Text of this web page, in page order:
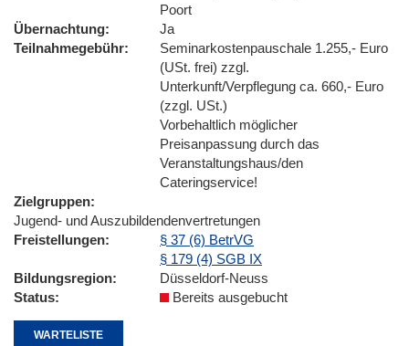
Poort
Übernachtung
Ja
Teilnahmegebühr
Seminarkostenpauschale 1.255,- Euro
(USt. frei) zzgl.
Unterkunft/Verpflegung ca. 660,- Euro
(zzgl. USt.)
Vorbehaltlich möglicher
Preisanpassung durch das
Veranstaltungshaus/den
Cateringservice!
Zielgruppen
Jugend- und Auszubildendenvertretungen
Freistellungen
§ 37 (6) BetrVG
§ 179 (4) SGB IX
Bildungsregion
Düsseldorf-Neuss
Status
Bereits ausgebucht
WARTELISTE